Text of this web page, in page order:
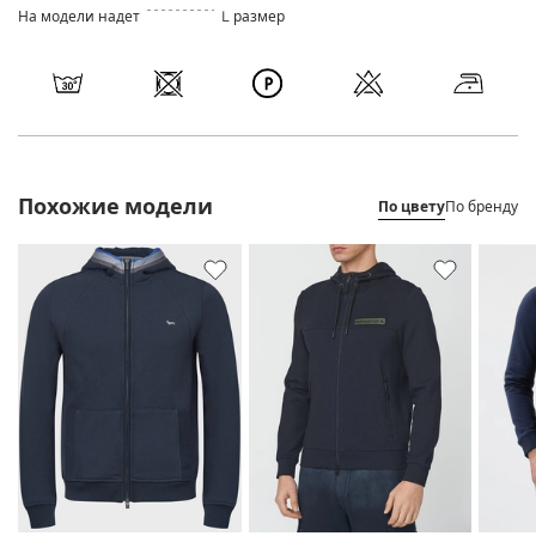
На модели надет L размер
Похожие модели По цветуПо бренду